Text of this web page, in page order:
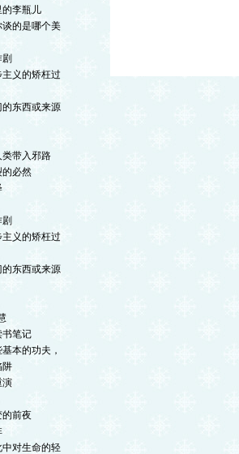
的李瓶儿
谈的是哪个美
主义的矫枉过
的东西或来源
类带入邪路
的必然
主义的矫枉过
的东西或来源
书笔记
本的功夫，
阱
演
的前夜
中对生命的轻